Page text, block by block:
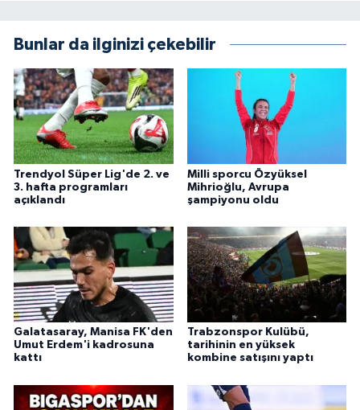
Bunlar da ilginizi çekebilir
Trendyol Süper Lig'de 2. ve
3. hafta programları
açıklandı
Milli sporcu Özyüksel
Mihrioğlu, Avrupa
şampiyonu oldu
Galatasaray, Manisa FK'den
Umut Erdem'i kadrosuna
kattı
Trabzonspor Kulübü,
tarihinin en yüksek
kombine satışını yaptı